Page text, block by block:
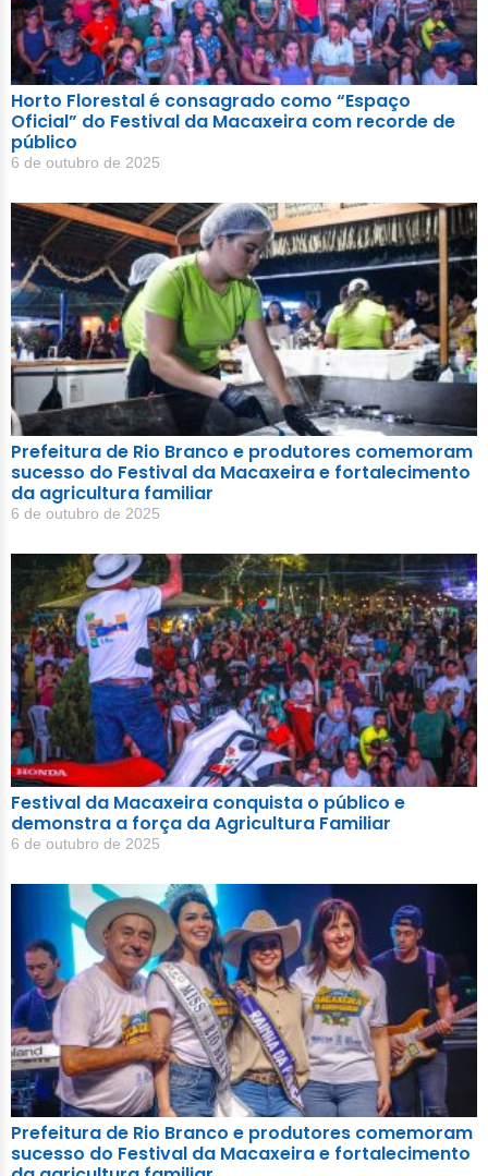
Horto Florestal é consagrado como “Espaço
Oficial” do Festival da Macaxeira com recorde de
público
6 de outubro de 2025
Prefeitura de Rio Branco e produtores comemoram
sucesso do Festival da Macaxeira e fortalecimento
da agricultura familiar
6 de outubro de 2025
Festival da Macaxeira conquista o público e
demonstra a força da Agricultura Familiar
6 de outubro de 2025
Prefeitura de Rio Branco e produtores comemoram
sucesso do Festival da Macaxeira e fortalecimento